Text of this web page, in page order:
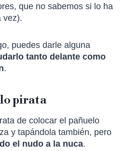
que no sabemos si lo ha
vez).
puedes darle alguna
tanto delante como
.
pirata
de colocar el pañuelo
y tapándola también, pero
el nudo a la nuca.